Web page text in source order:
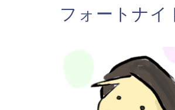
フォートナイ